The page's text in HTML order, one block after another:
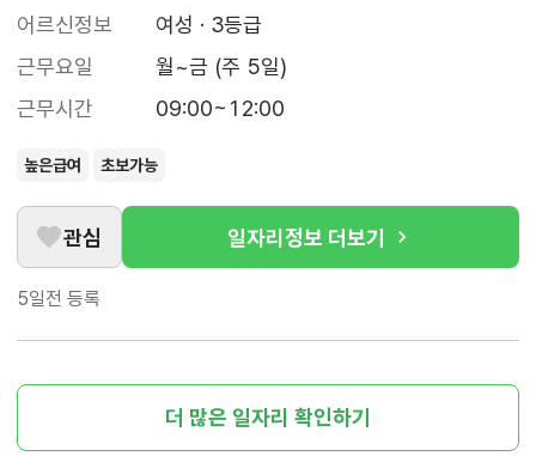
어르신정보
여성 · 3등급
근무요일
월~금 (주 5일)
근무시간
09:00~12:00
높은급여 초보가능
관심 일자리정보 더보기
5일전 등록
더 많은 일자리 확인하기